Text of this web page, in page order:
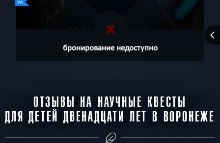
бронирование недоступно
ОТЗЫВЫ НА НАУЧНЫЕ КВЕСТЫ
ДЛЯ ДЕТЕЙ ДВЕНАДЦАТИ ЛЕТ В ВОРОНЕЖЕ